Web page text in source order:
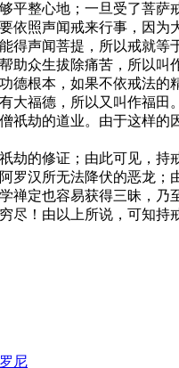
整心地；一旦受了菩萨
照声闻戒来行事，因为
声闻菩提，所以戒就
众生拔除痛苦，所以
根本，如果不依戒法
大福德，所以又叫作福田。
劫的道业。由于这样的
的修证；由此可见，持
汉所无法降伏的恶龙；
定也容易获得三昧，乃
！由以上所说，可知持
尼